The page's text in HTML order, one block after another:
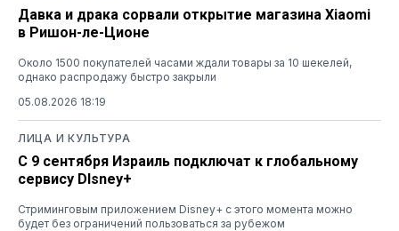
Давка и драка сорвали открытие магазина Xiaomi
в Ришон-ле-Ционе
Около 1500 покупателей часами ждали товары за 10 шекелей,
однако распродажу быстро закрыли
05.08.2026 18:19
ЛИЦА И КУЛЬТУРА
С 9 сентября Израиль подключат к глобальному
сервису DIsney+
Стриминговым приложением Disney+ с этого момента можно
будет без ограничений пользоваться за рубежом